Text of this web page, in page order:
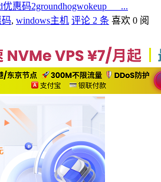
优惠码2groundhogwokeup ...
码, windows主机 评论 2 条 喜欢 0 阅